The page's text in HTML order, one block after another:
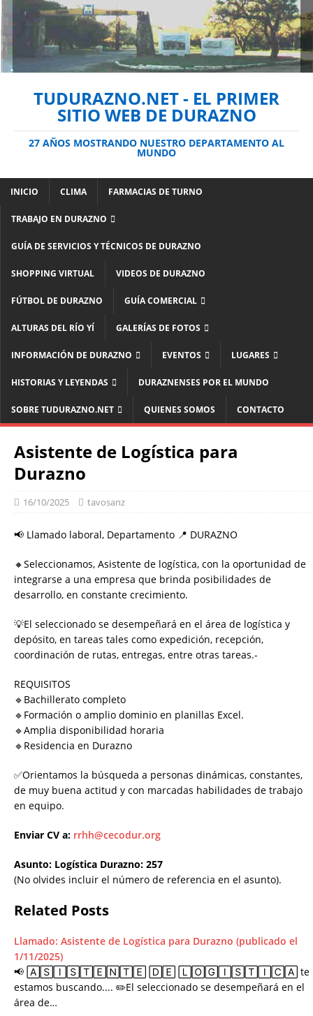
TUDURAZNO.NET - EL PRIMER
SITIO WEB DE DURAZNO
27 AÑOS MOSTRANDO NUESTRO DEPARTAMENTO AL
MUNDO
INICIO CLIMA FARMACIAS DE TURNO
TRABAJO EN DURAZNO
GUÍA DE SERVICIOS Y TÉCNICOS DE DURAZNO
SHOPPING VIRTUAL VIDEOS DE DURAZNO
FÚTBOL DE DURAZNO GUÍA COMERCIAL
ALTURAS DEL RÍO YÍ GALERÍAS DE FOTOS
INFORMACIÓN DE DURAZNO EVENTOS LUGARES
HISTORIAS Y LEYENDAS DURAZNENSES POR EL MUNDO
SOBRE TUDURAZNO.NET QUIENES SOMOS CONTACTO
Asistente de Logística para
Durazno
16/10/2025 tavosanz
📢 Llamado laboral, Departamento 📍 DURAZNO
🔸Seleccionamos, Asistente de logística, con la oportunidad de
integrarse a una empresa que brinda posibilidades de
desarrollo, en constante crecimiento.
💡El seleccionado se desempeñará en el área de logística y
depósito, en tareas tales como expedición, recepción,
coordinación de rutas, entregas, entre otras tareas.-
REQUISITOS
🔹Bachillerato completo
🔹Formación o amplio dominio en planillas Excel.
🔹Amplia disponibilidad horaria
🔹Residencia en Durazno
✅Orientamos la búsqueda a personas dinámicas, constantes,
de muy buena actitud y con marcadas habilidades de trabajo
en equipo.
Enviar CV a: rrhh@cecodur.org
Asunto: Logística Durazno: 257
(No olvides incluir el número de referencia en el asunto).
Related Posts
Llamado: Asistente de Logística para Durazno (publicado el
1/11/2025)
📢 🄰🅂🄸🅂🅃🄴🄽🅃🄴 🄳🄴 🄻🄾🄶🄸🅂🅃🄸🄲🄰 te
estamos buscando.... ✏️El seleccionado se desempeñará en el
área de…